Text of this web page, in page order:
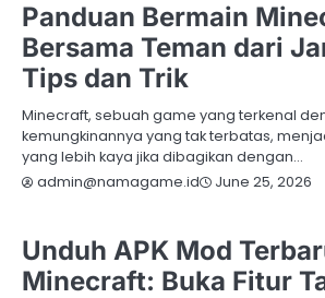
Panduan Bermain
Bersama Teman dari
Tips dan Trik
Minecraft, sebuah game yang terkenal
kemungkinannya yang tak terbatas,
yang lebih kaya jika dibagikan dengan…
admin@namagame.id
June 25, 2026
Unduh APK Mod
Minecraft: Buka Fitur